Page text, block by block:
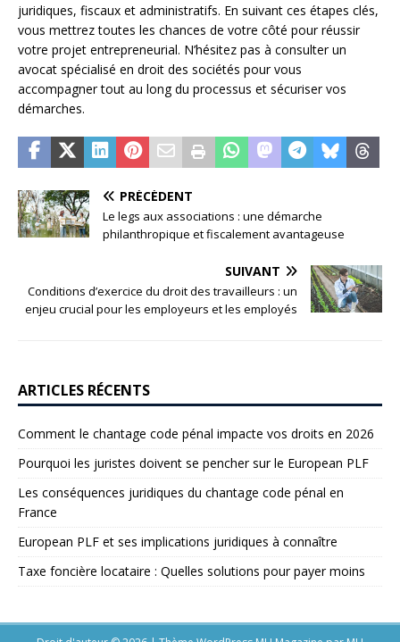
juridiques, fiscaux et administratifs. En suivant ces étapes clés,
vous mettrez toutes les chances de votre côté pour réussir
votre projet entrepreneurial. N’hésitez pas à consulter un
avocat spécialisé en droit des sociétés pour vous
accompagner tout au long du processus et sécuriser vos
démarches.
PRÉCÉDENT
Le legs aux associations : une démarche
philanthropique et fiscalement avantageuse
SUIVANT
Conditions d’exercice du droit des travailleurs : un
enjeu crucial pour les employeurs et les employés
ARTICLES RÉCENTS
Comment le chantage code pénal impacte vos droits en 2026
Pourquoi les juristes doivent se pencher sur le European PLF
Les conséquences juridiques du chantage code pénal en
France
European PLF et ses implications juridiques à connaître
Taxe foncière locataire : Quelles solutions pour payer moins